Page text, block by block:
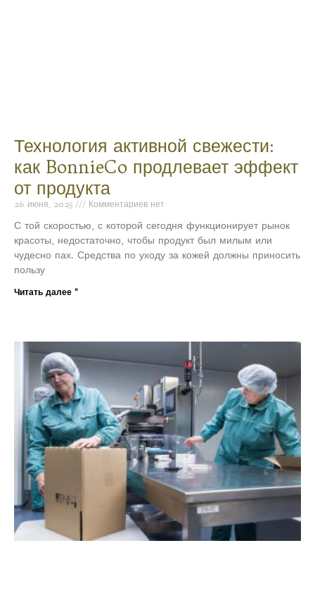
Технология активной свежести:
как BonnieCo продлевает эффект
от продукта
26 июня, 2025 Комментариев нет
С той скоростью, с которой сегодня функционирует рынок
красоты, недостаточно, чтобы продукт был милым или
чудесно пах. Средства по уходу за кожей должны приносить
пользу
Читать далее "